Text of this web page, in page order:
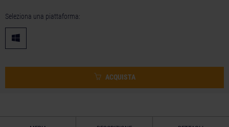
Seleziona una piattaforma:
ACQUISTA